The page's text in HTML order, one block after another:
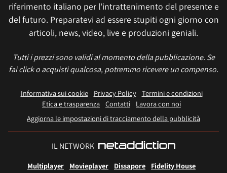
riferimento italiano per l'intrattenimento del presente e
del futuro. Preparatevi ad essere stupiti ogni giorno con
articoli, news, video, live e produzioni geniali.
Tutti i prezzi sono validi al momento della pubblicazione. Se
fai click o acquisti qualcosa, potremmo ricevere un compenso.
Informativa sui cookie Privacy Policy
Termini e condizioni
Etica e trasparenza Contatti
Lavora con noi
Aggiorna le impostazioni di tracciamento della pubblicità
IL NETWORK
Multiplayer Movieplayer Dissapore Fidelity House